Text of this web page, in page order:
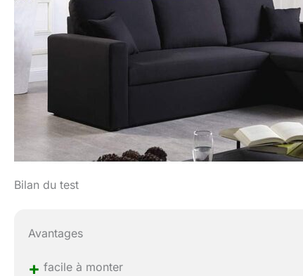
Bilan du test
Avantages
+ facile à monter